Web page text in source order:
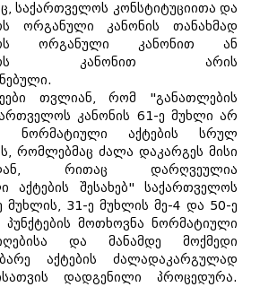
საქართველოს კონსტიტუციითა და
ორგანული კანონის თანახმად
ორგანული კანონით ან
კანონით არის
თვლიან, რომ "განათლების
კანონის 61-ე მუხლი არ
ნორმატიული აქტების სრულ
რომლებმაც ძალა დაკარგეს მისი
რითაც დარღვეულია
აქტების შესახებ" საქართველოს
მუხლის, 31-ე მუხლის მე-4 და 50-ე
პუნქტების მოთხოვნა ნორმატიული
და მანამდე მოქმედი
აქტების ძალადაკარგულად
დადგენილი პროცედურა.